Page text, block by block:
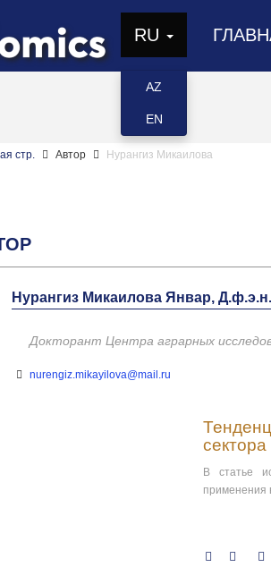
RU
AZ
EN
стр. Автор Нурангиз Микаилова
Нурангиз Микаилова Январ,
Докторант Центра аграрных
nurengiz.mikayilova@mail.ru
сектора
В статье
применения